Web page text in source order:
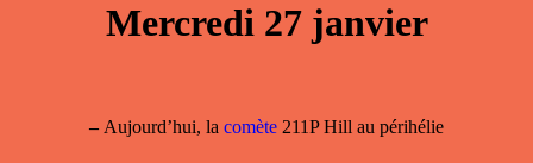
Mercredi 27 janvier
–Aujourd’hui, la comète 211P Hill au périhélie